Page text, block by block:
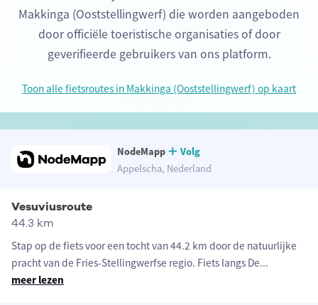
Makkinga (Ooststellingwerf) die worden aangeboden
door officiële toeristische organisaties of door
geverifieerde gebruikers van ons platform.
Toon alle fietsroutes in Makkinga (Ooststellingwerf) op kaart
NodeMapp
Volg
Appelscha, Nederland
Vesuviusroute
44.3 km
Stap op de fiets voor een tocht van 44.2 km door de natuurlijke
pracht van de Fries-Stellingwerfse regio. Fiets langs De...
meer lezen